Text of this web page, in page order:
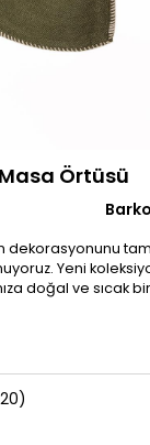
Örtüsü
dekorasyonunu
Yeni
doğal ve sıcak